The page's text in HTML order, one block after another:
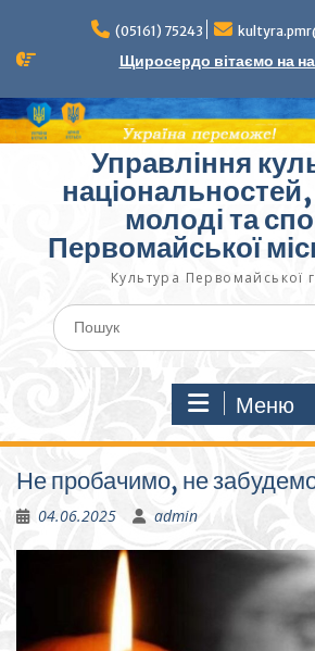
вмісту
(05161) 75243
Щиросердо вітаємо на
Управління
національностей,
молоді та
Первомайської
Культура Первомайcької
Шукати:
Меню
Не пробачимо, не
04.06.2025 admin